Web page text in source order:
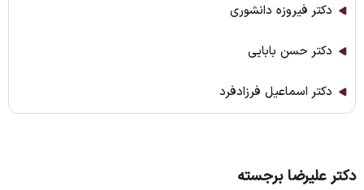
دکتر فیروزه دانشوری
دکتر حسن بابایی
دکتر اسماعیل فرزادفرد
دکتر علیرضا برجسته